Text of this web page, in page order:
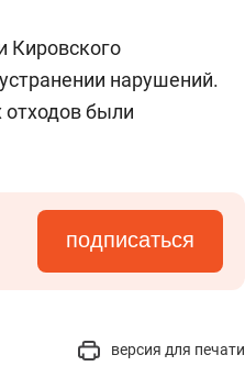
Кировского
нарушений.
были
подписаться
версия для печати